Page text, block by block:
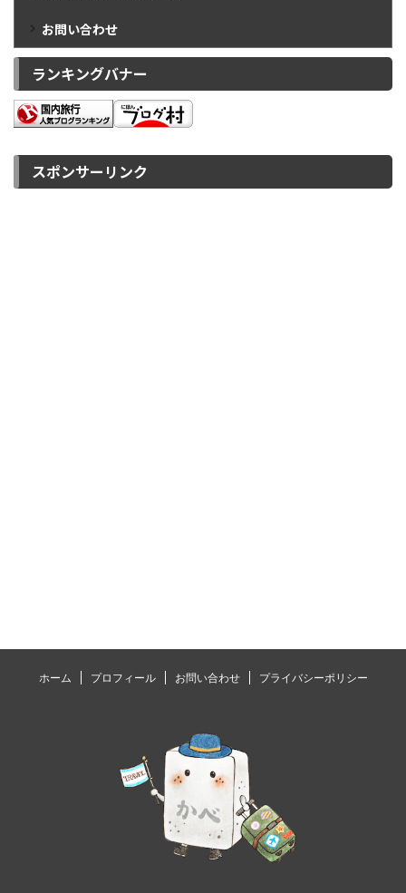
お問い合わせ
ランキングバナー
スポンサーリンク
ホーム プロフィール お問い合わせ プライバシーポリシー